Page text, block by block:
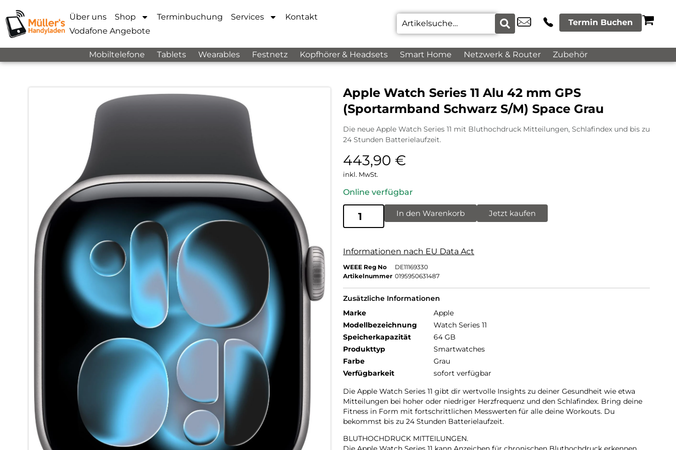
Über uns Shop Terminbuchung Services
Kontakt
Vodafone Angebote
Termin Buchen
Mobiltelefone Tablets Wearables Festnetz Kopfhörer & Headsets Smart Home Netzwerk & Router Zubehör
Apple Watch Series 11 Alu 42 mm GPS
(Sportarmband Schwarz S/M) Space Grau
Die neue Apple Watch Series 11 mit Bluthochdruck Mitteilungen, Schlafindex und bis zu
24 Stunden Batterielaufzeit.
443,90 €
inkl. MwSt.
Online verfügbar
In den Warenkorb Jetzt kaufen
Informationen nach EU Data Act
WEEE Reg No
DE11169330
Artikelnummer 0195950631487
Zusätzliche Informationen
Marke
Apple
Modellbezeichnung
Watch Series 11
Speicherkapazität
64 GB
Produkttyp
Smartwatches
Farbe
Grau
Verfügbarkeit
sofort verfügbar
Die Apple Watch Series 11 gibt dir wertvolle Insights zu deiner Gesundheit wie etwa
Mitteilungen bei hoher oder niedriger Herzfrequenz und den Schlafindex. Bring deine
Fitness in Form mit fortschrittlichen Messwerten für alle deine Workouts. Du
bekommst bis zu 24 Stunden Batterielaufzeit.
BLUTHOCHDRUCK MITTEILUNGEN.